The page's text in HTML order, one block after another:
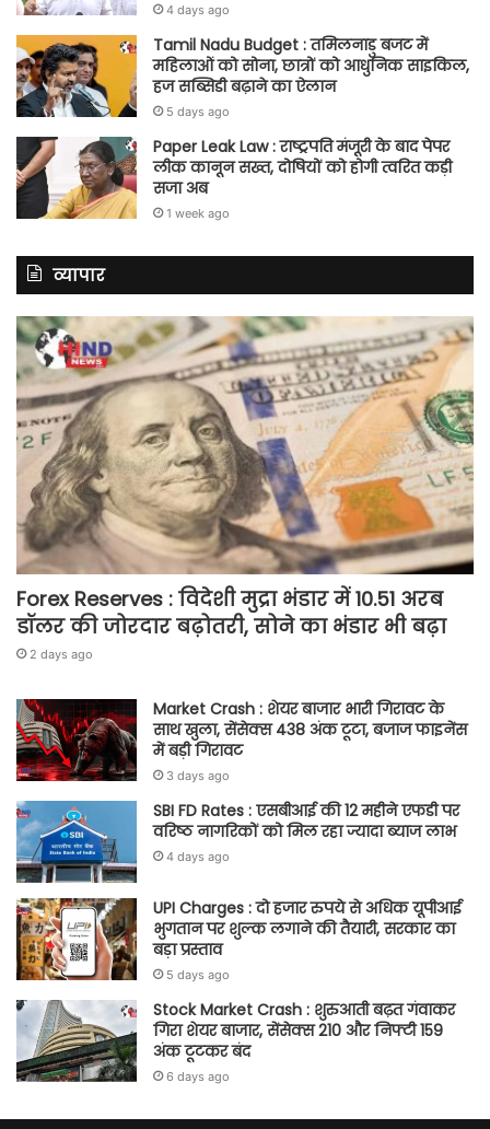
4 days ago
Tamil Nadu Budget : तमिलनाडु बजट में
महिलाओं को सोना, छात्रों को आधुनिक साइकिल,
हज सब्सिडी बढ़ाने का ऐलान
5 days ago
Paper Leak Law : राष्ट्रपति मंजूरी के बाद पेपर
लीक कानून सख्त, दोषियों को होगी त्वरित कड़ी
सजा अब
1 week ago
व्यापार
Forex Reserves : विदेशी मुद्रा भंडार में 10.51 अरब
डॉलर की जोरदार बढ़ोतरी, सोने का भंडार भी बढ़ा
2 days ago
Market Crash : शेयर बाजार भारी गिरावट के
साथ खुला, सेंसेक्स 438 अंक टूटा, बजाज फाइनेंस
में बड़ी गिरावट
3 days ago
SBI FD Rates : एसबीआई की 12 महीने एफडी पर
वरिष्ठ नागरिकों को मिल रहा ज्यादा ब्याज लाभ
4 days ago
UPI Charges : दो हजार रुपये से अधिक यूपीआई
भुगतान पर शुल्क लगाने की तैयारी, सरकार का
बड़ा प्रस्ताव
5 days ago
Stock Market Crash : शुरुआती बढ़त गंवाकर
गिरा शेयर बाजार, सेंसेक्स 210 और निफ्टी 159
अंक टूटकर बंद
6 days ago